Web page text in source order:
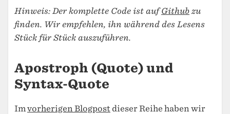
Hinweis: Der komplette Code ist aufGithub zu
finden. Wir empfehlen, ihn während des Lesens
Stück für Stück auszuführen.
Apostroph (Quote) und
Syntax-Quote
Imvorherigen Blogpost dieser Reihe haben wir